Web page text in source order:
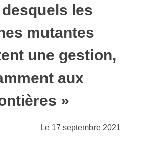
les
mutantes
une gestion,
aux
»
Le 17 septembre 2021